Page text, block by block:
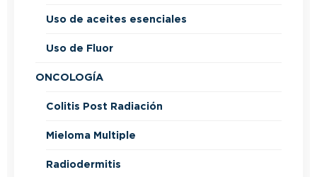
Uso de aceites esenciales
Uso de Fluor
ONCOLOGÍA
Colitis Post Radiación
Mieloma Multiple
Radiodermitis